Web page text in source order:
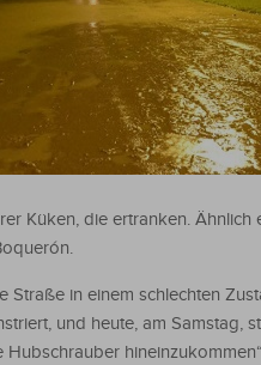
Küken, die ertranken. Ähnlich
Straße in einem schlechten
und heute, am Samstag,